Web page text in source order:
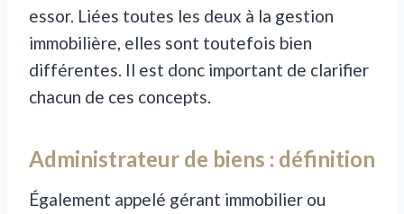
essor. Liées toutes les deux à la gestion
immobilière, elles sont toutefois bien
différentes. Il est donc important de clarifier
chacun de ces concepts.
Administrateur de biens : définition
Également appelé gérant immobilier ou